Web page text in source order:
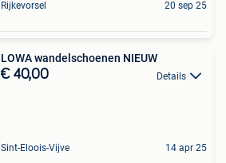
Rijkevorsel 20 sep 25
LOWA wandelschoenen NIEUW
€ 40,00 Details
Sint-Eloois-Vijve 14 apr 25